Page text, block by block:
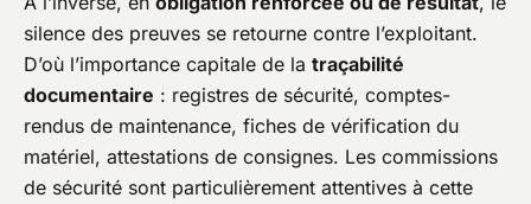
silence des preuves se retourne contre l’exploitant.
D’où l’importance capitale de la traçabilité
documentaire : registres de sécurité, comptes-
rendus de maintenance, fiches de vérification du
matériel, attestations de consignes. Les commissions
de sécurité sont particulièrement attentives à cette